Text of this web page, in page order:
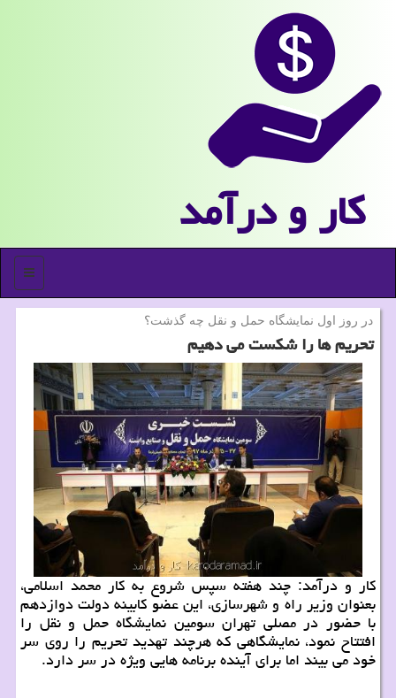
كار و درآمد
منو
در روز اول نمایشگاه حمل و نقل چه گذشت؟
تحریم ها را شكست می دهیم
كار و درآمد: چند هفته سپس شروع به كار محمد اسلامی،
بعنوان وزیر راه و شهرسازی، این عضو كابینه دولت دوازدهم
با حضور در مصلی تهران سومین نمایشگاه حمل و نقل را
افتتاح نمود، نمایشگاهی كه هرچند تهدید تحریم را روی سر
خود می بیند اما برای آینده برنامه هایی ویژه در سر دارد.